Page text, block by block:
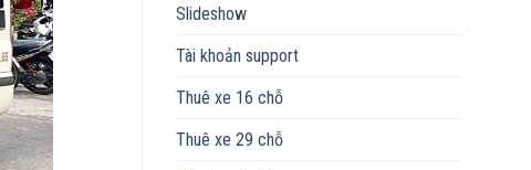
Slideshow
Tài khoản support
Thuê xe 16 chỗ
Thuê xe 29 chỗ